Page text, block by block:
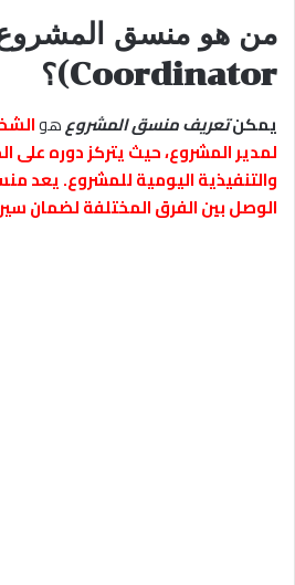
من هو
Coordinator) ؟
يمكنتعريف منسق المشروعهو
لمدير المشروع، حيث يتركز دوره على
والتنفيذية اليومية للمشروع. يعد
الوصل بين الفرق المختلفة لضمان